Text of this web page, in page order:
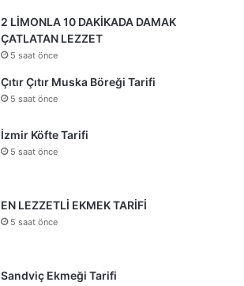
2 LİMONLA 10 DAKİKADA DAMAK
ÇATLATAN LEZZET
5 saat önce
Çıtır Çıtır Muska Böreği Tarifi
5 saat önce
İzmir Köfte Tarifi
5 saat önce
EN LEZZETLİ EKMEK TARİFİ
5 saat önce
Sandviç Ekmeği Tarifi